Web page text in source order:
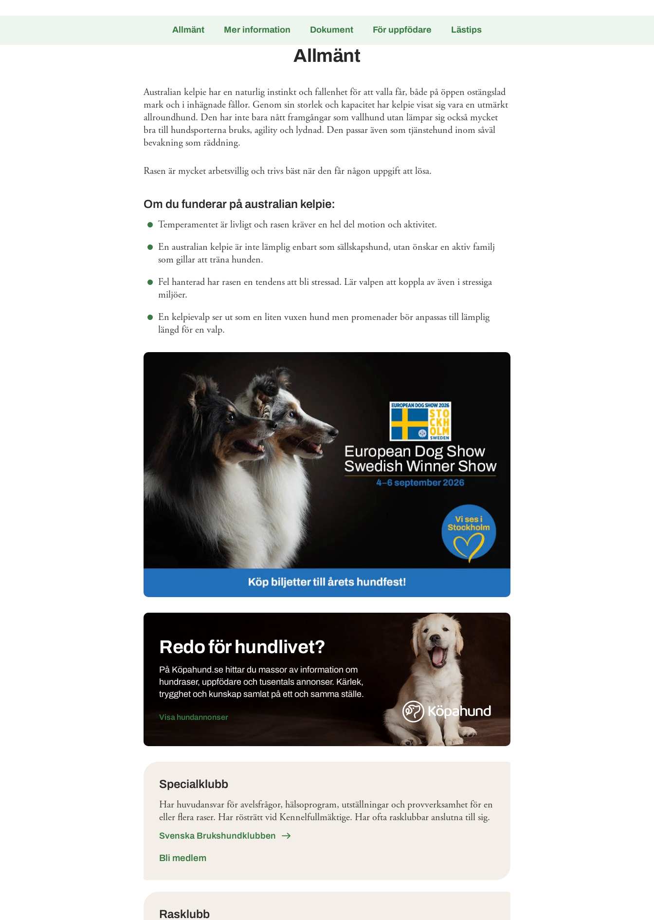
Allmänt Mer information Dokument För uppfödare Lästips
Allmänt
Australian kelpie har en naturlig instinkt och fallenhet för att valla får, både på öppen ostängslad
mark och i inhägnade fållor. Genom sin storlek och kapacitet har kelpie visat sig vara en utmärkt
allroundhund. Den har inte bara nått framgångar som vallhund utan lämpar sig också mycket
bra till hundsporterna bruks, agility och lydnad. Den passar även som tjänstehund inom såväl
bevakning som räddning.
Rasen är mycket arbetsvillig och trivs bäst när den får någon uppgift att lösa.
Om du funderar på australian kelpie:
Temperamentet är livligt och rasen kräver en hel del motion och aktivitet.
En australian kelpie är inte lämplig enbart som sällskapshund, utan önskar en aktiv familj
som gillar att träna hunden.
Fel hanterad har rasen en tendens att bli stressad. Lär valpen att koppla av även i stressiga
miljöer.
En kelpievalp ser ut som en liten vuxen hund men promenader bör anpassas till lämplig
längd för en valp.
Redo för hundlivet?
På Köpahund.se hittar du massor av information om
hundraser, uppfödare och tusentals annonser. Kärlek,
trygghet och kunskap samlat på ett och samma ställe.
Visa hundannonser
Specialklubb
Har huvudansvar för avelsfrågor, hälsoprogram, utställningar och provverksamhet för en
eller flera raser. Har rösträtt vid Kennelfullmäktige. Har ofta rasklubbar anslutna till sig.
Svenska Brukshundklubben
Bli medlem
Rasklubb